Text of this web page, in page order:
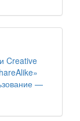
Creative
—